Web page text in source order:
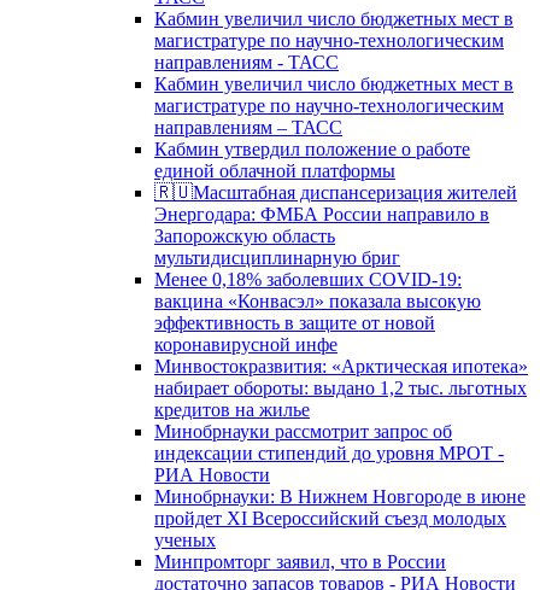
Кабмин увеличил число бюджетных мест в
магистратуре по научно-технологическим
направлениям - ТАСС
Кабмин увеличил число бюджетных мест в
магистратуре по научно-технологическим
направлениям – ТАСС
Кабмин утвердил положение о работе
единой облачной платформы
🇷🇺Масштабная диспансеризация жителей
Энергодара: ФМБА России направило в
Запорожскую область
мультидисциплинарную бриг
Менее 0,18% заболевших COVID-19:
вакцина «Конвасэл» показала высокую
эффективность в защите от новой
коронавирусной инфе
Минвостокразвития: «Арктическая ипотека»
набирает обороты: выдано 1,2 тыс. льготных
кредитов на жилье
Минобрнауки рассмотрит запрос об
индексации стипендий до уровня МРОТ -
РИА Новости
Минобрнауки: В Нижнем Новгороде в июне
пройдет XI Всероссийский съезд молодых
ученых
Минпромторг заявил, что в России
достаточно запасов товаров - РИА Новости